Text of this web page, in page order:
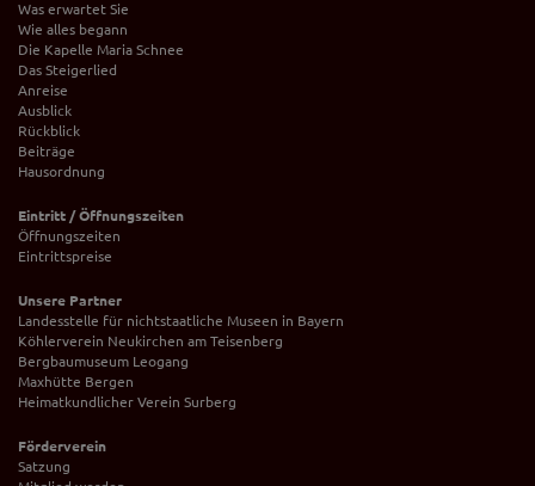
Was erwartet Sie
Wie alles begann
Die Kapelle Maria Schnee
Das Steigerlied
Anreise
Ausblick
Rückblick
Beiträge
Hausordnung
Eintritt / Öffnungszeiten
Öffnungszeiten
Eintrittspreise
Unsere Partner
Landesstelle für nichtstaatliche Museen in Bayern
Köhlerverein Neukirchen am Teisenberg
Bergbaumuseum Leogang
Maxhütte Bergen
Heimatkundlicher Verein Surberg
Förderverein
Satzung